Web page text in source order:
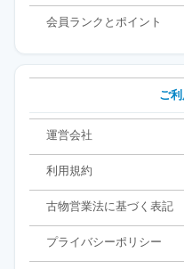
会員ランクとポイント
ご
運営会社
利用規約
古物営業法に基づく表記
プライバシーポリシー